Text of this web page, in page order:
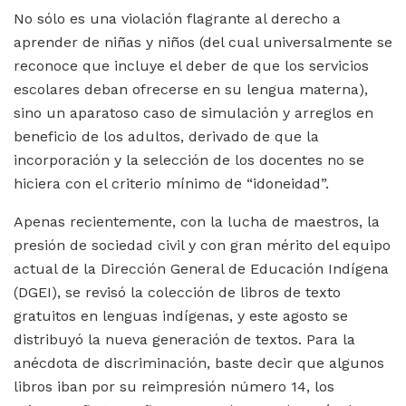
No sólo es una violación flagrante al derecho a
aprender de niñas y niños (del cual universalmente se
reconoce que incluye el deber de que los servicios
escolares deban ofrecerse en su lengua materna),
sino un aparatoso caso de simulación y arreglos en
beneficio de los adultos, derivado de que la
incorporación y la selección de los docentes no se
hiciera con el criterio mínimo de “idoneidad”.
Apenas recientemente, con la lucha de maestros, la
presión de sociedad civil y con gran mérito del equipo
actual de la Dirección General de Educación Indígena
(DGEI), se revisó la colección de libros de texto
gratuitos en lenguas indígenas, y este agosto se
distribuyó la nueva generación de textos. Para la
anécdota de discriminación, baste decir que algunos
libros iban por su reimpresión número 14, los